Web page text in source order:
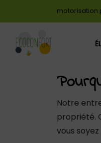
motorisation
Notre
propriété.
vous
Panneau de gestion des